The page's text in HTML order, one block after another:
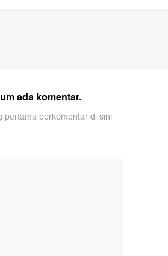
ada komentar.
pertama berkomentar di sini